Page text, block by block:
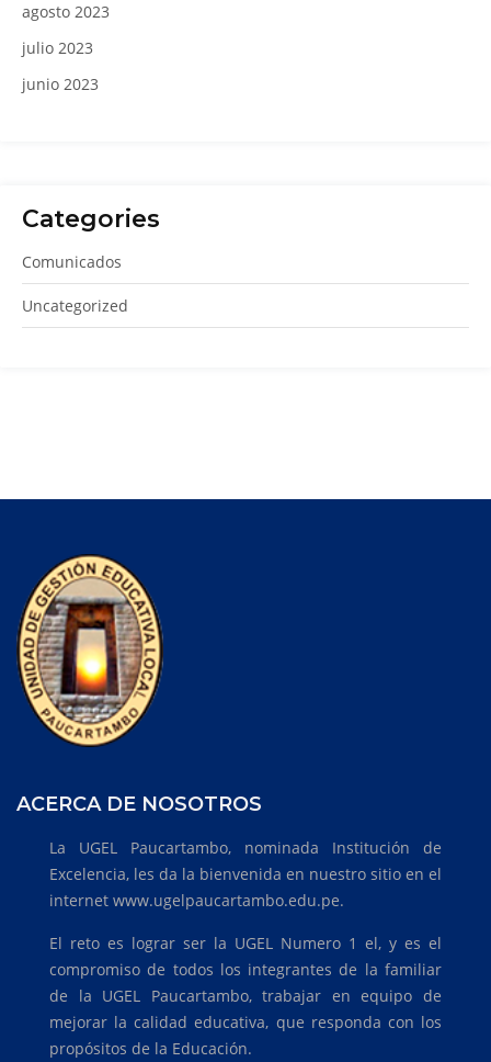
agosto 2023
julio 2023
junio 2023
Categories
Comunicados
Uncategorized
ACERCA DE NOSOTROS
La UGEL Paucartambo, nominada Institución de
Excelencia, les da la bienvenida en nuestro sitio en el
internet www.ugelpaucartambo.edu.pe.
El reto es lograr ser la UGEL Numero 1 el, y es el
compromiso de todos los integrantes de la familiar
de la UGEL Paucartambo, trabajar en equipo de
mejorar la calidad educativa, que responda con los
propósitos de la Educación.